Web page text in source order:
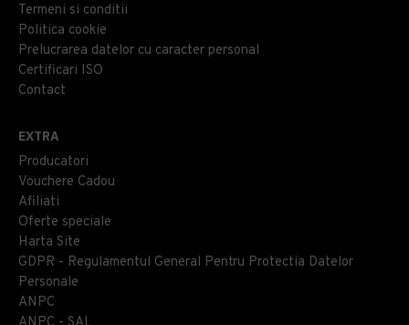
Termeni si conditii
Politica cookie
Prelucrarea datelor cu caracter personal
Certificari ISO
Contact
EXTRA
Producatori
Vouchere Cadou
Afiliati
Oferte speciale
Harta Site
GDPR - Regulamentul General Pentru Protectia Datelor
Personale
ANPC